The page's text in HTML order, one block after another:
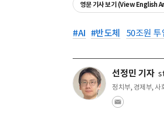
영문 기사 보기 (View English
#AI #반도체 50조원 투
선정민 기자
정치부, 경제부, 사